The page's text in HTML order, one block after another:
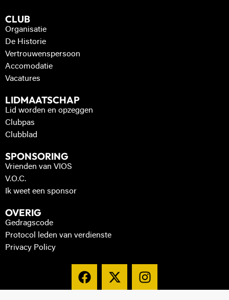
CLUB
Organisatie
De Historie
Vertrouwenspersoon
Accomodatie
Vacatures
LIDMAATSCHAP
Lid worden en opzeggen
Clubpas
Clubblad
SPONSORING
Vrienden van VIOS
V.O.C.
Ik weet een sponsor
OVERIG
Gedragscode
Protocol leden van verdienste
Privacy Policy